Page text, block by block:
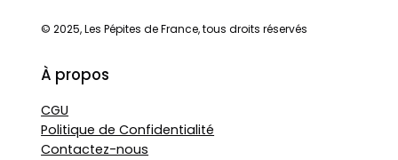
© 2025, Les Pépites de France, tous droits réservés
À propos
CGU
Politique de Confidentialité
Contactez-nous